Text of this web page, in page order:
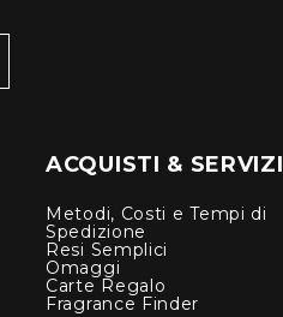
ACQUISTI & SERVIZI
Metodi, Costi e Tempi di
Spedizione
Resi Semplici
Omaggi
Carte Regalo
Fragrance Finder